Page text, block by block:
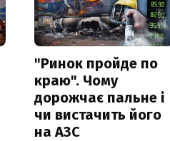
"Ринок пройде по
краю". Чому
дорожчає пальне і
чи вистачить його
на АЗС